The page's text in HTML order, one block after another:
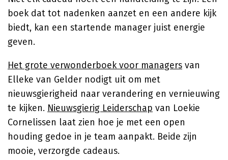
boek dat tot nadenken aanzet en een andere kijk
biedt, kan een startende manager juist energie
geven.
Het grote verwonderboek voor managers van
Elleke van Gelder nodigt uit om met
nieuwsgierigheid naar verandering en vernieuwing
te kijken. Nieuwsgierig Leiderschap van Loekie
Cornelissen laat zien hoe je met een open
houding gedoe in je team aanpakt. Beide zijn
mooie, verzorgde cadeaus.